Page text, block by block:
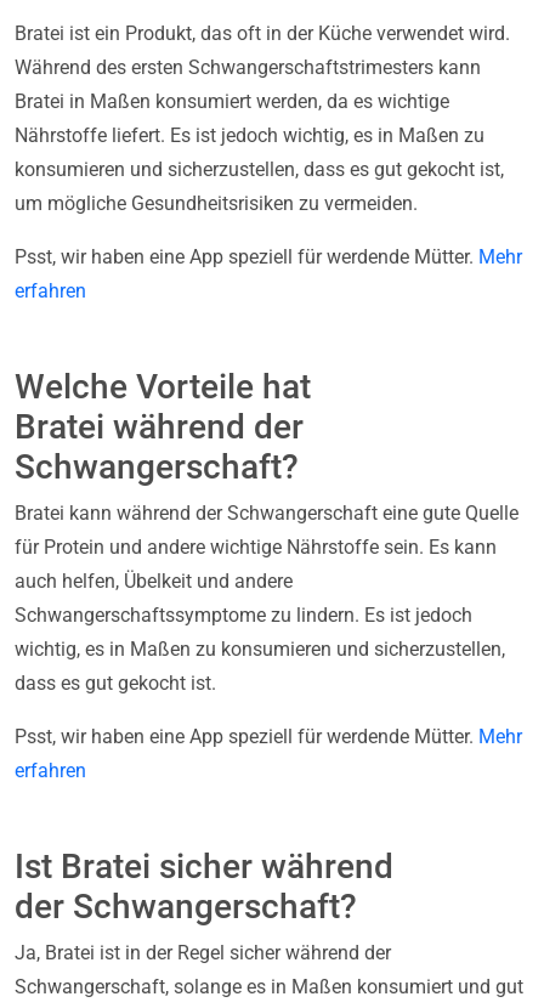
Bratei ist ein Produkt, das oft in der Küche verwendet wird.
Während des ersten Schwangerschaftstrimesters kann
Bratei in Maßen konsumiert werden, da es wichtige
Nährstoffe liefert. Es ist jedoch wichtig, es in Maßen zu
konsumieren und sicherzustellen, dass es gut gekocht ist,
um mögliche Gesundheitsrisiken zu vermeiden.
Psst, wir haben eine App speziell für werdende Mütter. Mehr
erfahren
Welche Vorteile hat
Bratei während der
Schwangerschaft?
Bratei kann während der Schwangerschaft eine gute Quelle
für Protein und andere wichtige Nährstoffe sein. Es kann
auch helfen, Übelkeit und andere
Schwangerschaftssymptome zu lindern. Es ist jedoch
wichtig, es in Maßen zu konsumieren und sicherzustellen,
dass es gut gekocht ist.
Psst, wir haben eine App speziell für werdende Mütter. Mehr
erfahren
Ist Bratei sicher während
der Schwangerschaft?
Ja, Bratei ist in der Regel sicher während der
Schwangerschaft, solange es in Maßen konsumiert und gut